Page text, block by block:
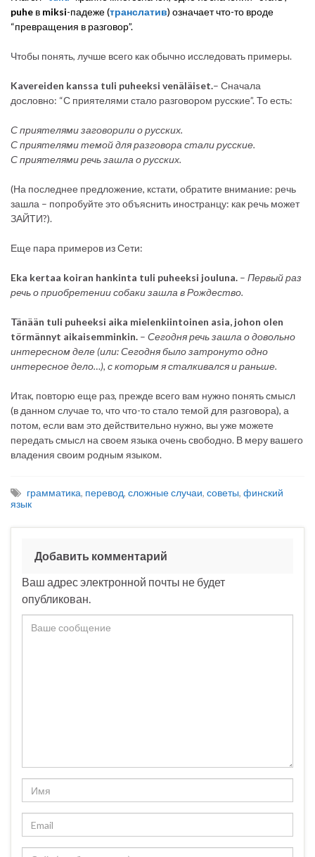
puhe в miksi-падеже (транслатив) означает что-то вроде
“превращения в разговор”.
Чтобы понять, лучше всего как обычно исследовать примеры.
Kavereiden kanssa tuli puheeksi venäläiset.– Сначала
дословно: “С приятелями стало разговором русские”. То есть:
С приятелями заговорили о русских.
С приятелями темой для разговора стали русские.
С приятелями речь зашла о русских.
(На последнее предложение, кстати, обратите внимание: речь
зашла – попробуйте это объяснить иностранцу: как речь может
ЗАЙТИ?).
Еще пара примеров из Сети:
Eka kertaa koiran hankinta tuli puheeksi jouluna. – Первый раз
речь о приобретении собаки зашла в Рождество.
Tänään tuli puheeksi aika mielenkiintoinen asia, johon olen
törmännyt aikaisemminkin. – Сегодня речь зашла о довольно
интересном деле (или: Сегодня было затронуто одно
интересное дело…), с которым я сталкивался и раньше.
Итак, повторю еще раз, прежде всего вам нужно понять смысл
(в данном случае то, что что-то стало темой для разговора), а
потом, если вам это действительно нужно, вы уже можете
передать смысл на своем языка очень свободно. В меру вашего
владения своим родным языком.
грамматика, перевод, сложные случаи, советы, финский
язык
Добавить комментарий
Ваш адрес электронной почты не будет
опубликован.